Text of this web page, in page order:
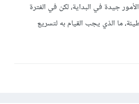
جيدة في البداية، لكن في الفترة
ما الذي يجب القيام به لتسريع